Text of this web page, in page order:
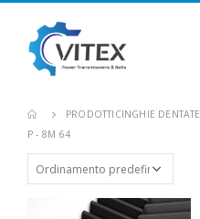
PRODOTTI CINGHIE DENTATE
P - 8M 64